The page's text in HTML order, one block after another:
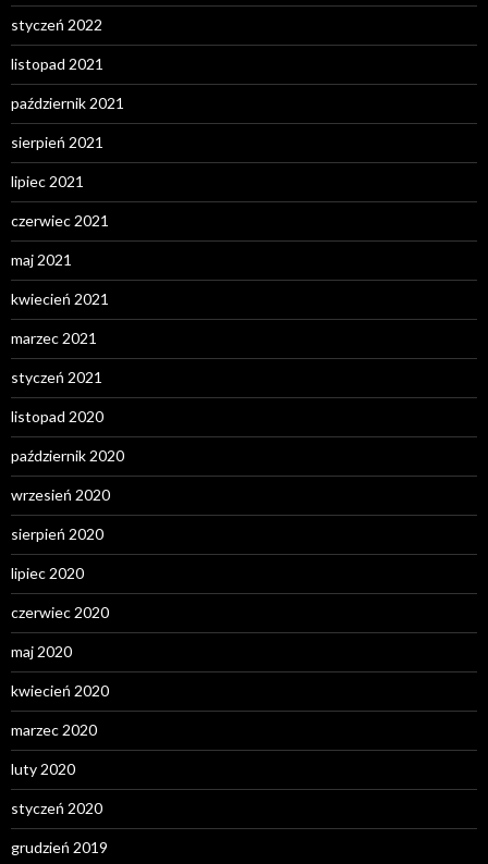
styczeń 2022
listopad 2021
październik 2021
sierpień 2021
lipiec 2021
czerwiec 2021
maj 2021
kwiecień 2021
marzec 2021
styczeń 2021
listopad 2020
październik 2020
wrzesień 2020
sierpień 2020
lipiec 2020
czerwiec 2020
maj 2020
kwiecień 2020
marzec 2020
luty 2020
styczeń 2020
grudzień 2019